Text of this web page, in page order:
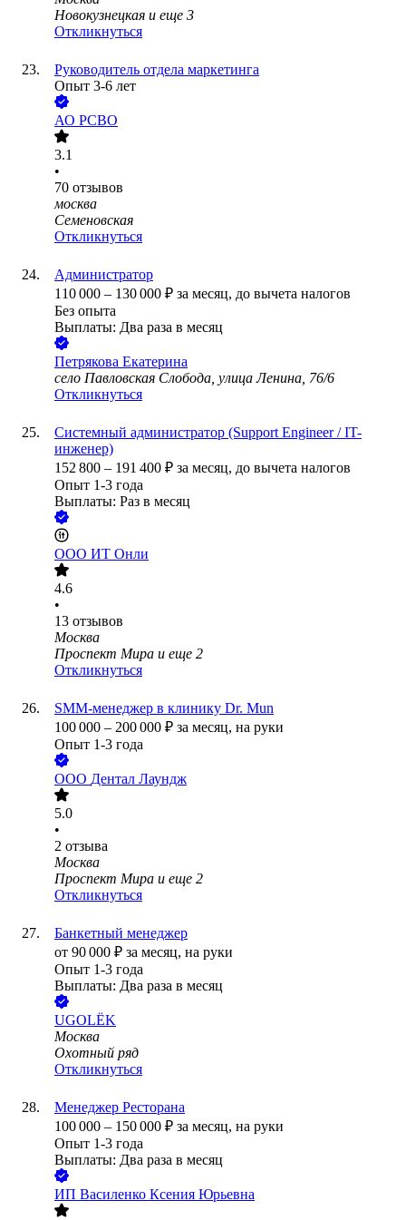
Новокузнецкая и еще 3
Откликнуться
Руководитель отдела маркетинга
Опыт 3-6 лет
АО РСВО
3.1
•
70 отзывов
москва
Семеновская
Откликнуться
Администратор
110 000 – 130 000 ₽ за месяц, до вычета налогов
Без опыта
Выплаты: Два раза в месяц
Петрякова Екатерина
село Павловская Слобода, улица Ленина, 76/6
Откликнуться
Системный администратор (Support Engineer / IT-
инженер)
152 800 – 191 400 ₽ за месяц, до вычета налогов
Опыт 1-3 года
Выплаты: Раз в месяц
ООО ИТ Онли
4.6
•
13 отзывов
Москва
Проспект Мира и еще 2
Откликнуться
SMM-менеджер в клинику Dr. Mun
100 000 – 200 000 ₽ за месяц, на руки
Опыт 1-3 года
ООО Дентал Лаундж
5.0
•
2 отзыва
Москва
Проспект Мира и еще 2
Откликнуться
Банкетный менеджер
от 90 000 ₽ за месяц, на руки
Опыт 1-3 года
Выплаты: Два раза в месяц
UGOLЁK
Москва
Охотный ряд
Откликнуться
Менеджер Ресторана
100 000 – 150 000 ₽ за месяц, на руки
Опыт 1-3 года
Выплаты: Два раза в месяц
ИП Василенко Ксения Юрьевна